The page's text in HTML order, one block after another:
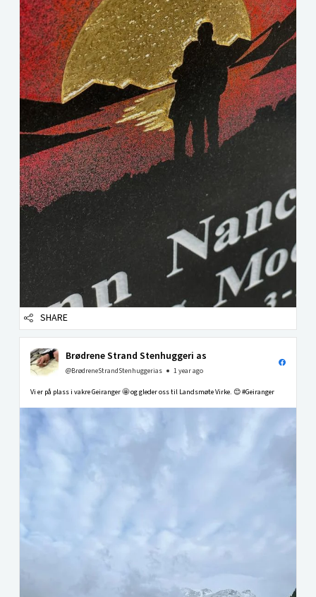
SHARE
Brødrene Strand Stenhuggeri as
@BrødreneStrandStenhuggerias 1 year ago
Vi er på plass i vakre Geiranger 🤩 og gleder oss til Landsmøte Virke. 😊 #Geiranger